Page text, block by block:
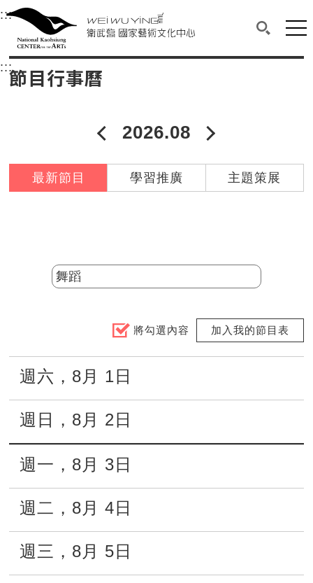
衛武營國家藝術文化中心
中央內容區塊，為本頁主要內容區。
:::選單連結區塊，此區塊列有本網站主要連結。
衛武營國家藝術文化中心
搜尋(開
網
:::中央內容區塊，為本頁主要內容區。
節目行事曆
2026年07月
2026.08
最新節目 學習推廣 主題策展
分類
將勾選內容 加入我的節目表
週六 ， 8月 1日
週日 ， 8月 2日
週一 ， 8月 3日
週二 ， 8月 4日
週三 ， 8月 5日